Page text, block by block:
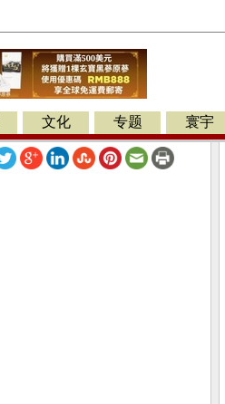
文化 专题 寰宇